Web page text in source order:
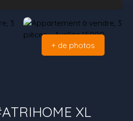
+ de photos
XL